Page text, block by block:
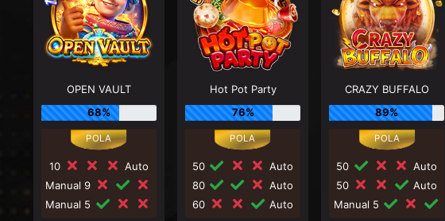
OPEN VAULT
68%
10
Auto
Manual 9
Manual 5
Hot Pot Party
76%
50
Auto
80
Auto
60
Auto
CRAZY BUFFALO
89%
50
Auto
50
Auto
Manual 5